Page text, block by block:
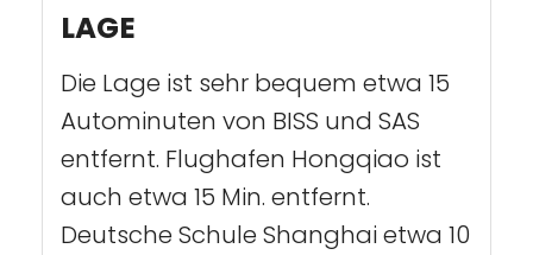
LAGE
Die Lage ist sehr bequem etwa 15
Autominuten von BISS und SAS
entfernt. Flughafen Hongqiao ist
auch etwa 15 Min. entfernt.
Deutsche Schule Shanghai etwa 10